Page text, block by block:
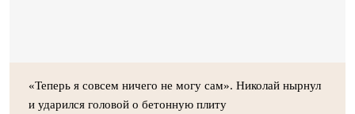
«Теперь я совсем ничего не могу сам». Николай нырнул
и ударился головой о бетонную плиту